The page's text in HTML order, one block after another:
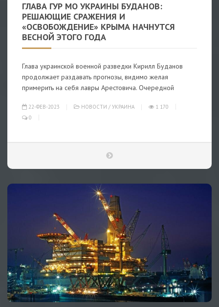
ГЛАВА ГУР МО УКРАИНЫ БУДАНОВ:
РЕШАЮЩИЕ СРАЖЕНИЯ И
«ОСВОБОЖДЕНИЕ» КРЫМА НАЧНУТСЯ
ВЕСНОЙ ЭТОГО ГОДА
Глава украинской военной разведки Кирилл Буданов
продолжает раздавать прогнозы, видимо желая
примерить на себя лавры Арестовича. Очередной
22-ФЕВ-2023 НОВОСТИ / УКРАИНА
1 170
0